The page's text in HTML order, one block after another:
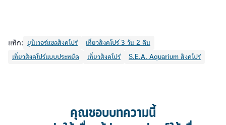
แท็ก: ยูนิเวอร์แซลสิงคโปร์
เที่ยวสิงคโปร์ 3 วัน 2 คืน
เที่ยวสิงคโปร์แบบประหยัด
เที่ยวสิงคโปร์ S.E.A. Aquarium สิงคโปร์
คุณชอบบทความนี้